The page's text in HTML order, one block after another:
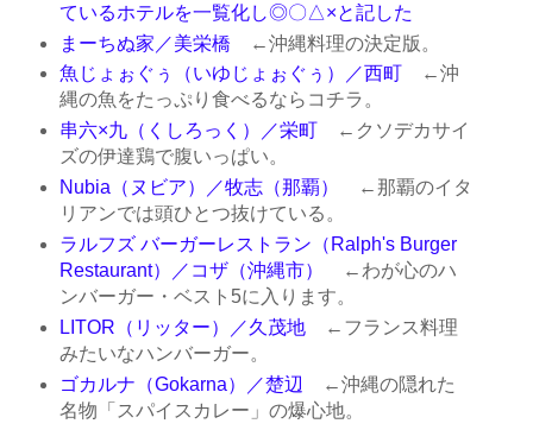
ているホテルを一覧化し◎〇△×と記した
まーちぬ家／美栄橋 ←沖縄料理の決定版。
魚じょぉぐぅ（いゆじょぉぐぅ）／西町
←沖
縄の魚をたっぷり食べるならコチラ。
串六×九（くしろっく）／栄町←クソデカサイ
ズの伊達鶏で腹いっぱい。
Nubia（ヌビア）／牧志（那覇）
←那覇のイタ
リアンでは頭ひとつ抜けている。
ラルフズ バーガーレストラン（Ralph's Burger
Restaurant）／コザ（沖縄市）
←わが心のハ
ンバーガー・ベスト5に入ります。
LITOR（リッター）／久茂地←フランス料理
みたいなハンバーガー。
ゴカルナ（Gokarna）／楚辺
←沖縄の隠れた
名物「スパイスカレー」の爆心地。